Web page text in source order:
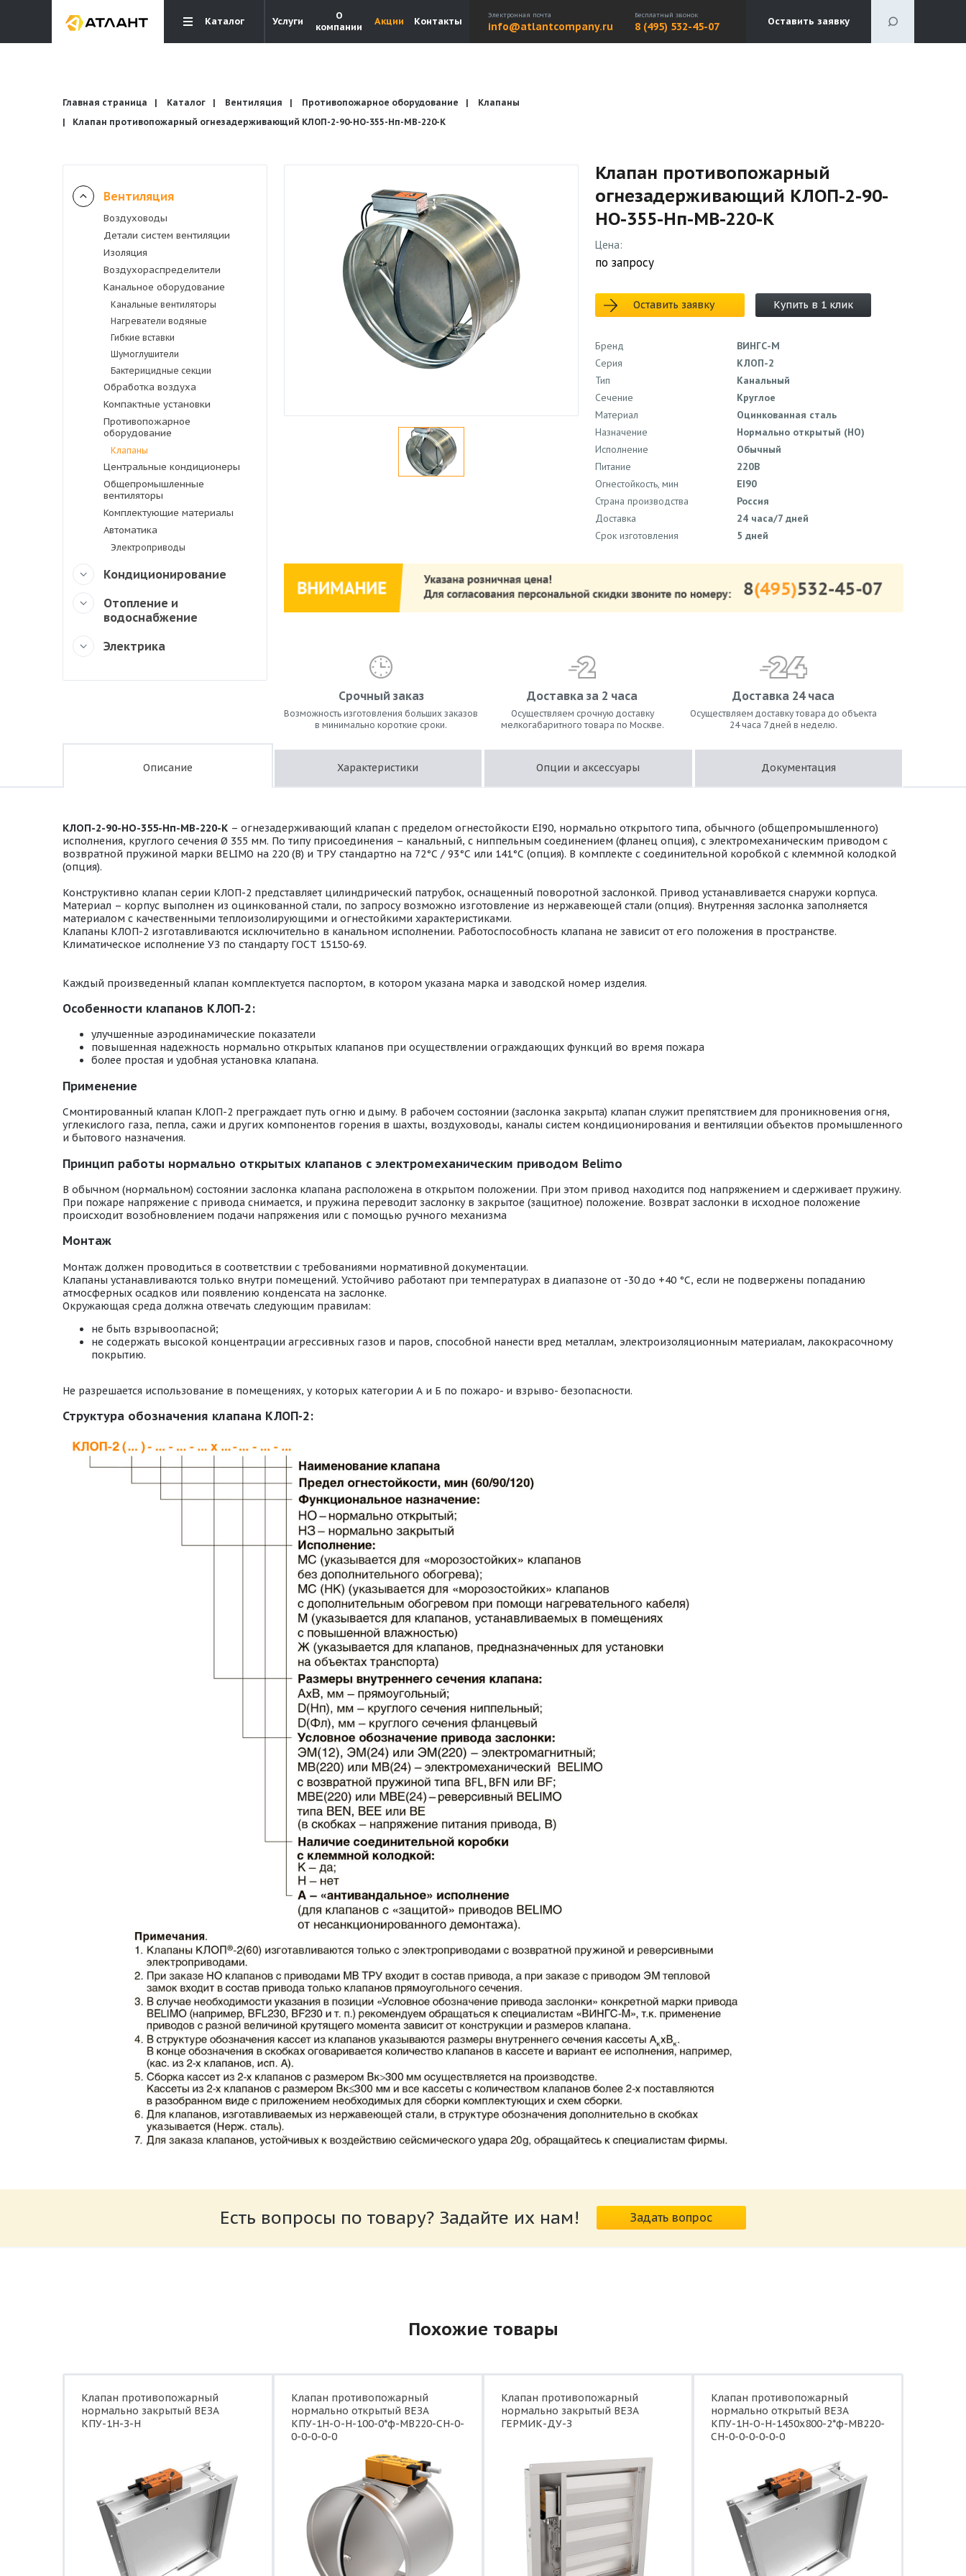
Каталог Услуги
О
компании
Акции Контакты
Электронная почта
info@atlantcompany.ru
Бесплатный звонок
8 (495) 532-45-07 Оставить заявку
Кондиционирование
Отопление и водоснабжение
Электрика
Главная страница Каталог Вентиляция Противопожарное оборудование
Клапаны
Клапан противопожарный огнезадерживающий КЛОП-2-90-НО-355-Нп-МВ-220-К
Вентиляция
Воздуховоды
Детали систем вентиляции
Изоляция
Воздухораспределители
Канальное оборудование
Канальные вентиляторы
Нагреватели водяные
Гибкие вставки
Шумоглушители
Бактерицидные секции
Обработка воздуха
Компактные установки
Противопожарное
оборудование
Клапаны
Центральные кондиционеры
Общепромышленные
вентиляторы
Комплектующие материалы
Автоматика
Электроприводы
Кондиционирование
Отопление и
водоснабжение
Электрика
Клапан противопожарный
огнезадерживающий КЛОП-2-90-
НО-355-Нп-МВ-220-К
Цена:
по запросу
Оставить заявку Купить в 1 клик
Бренд
ВИНГС-М
Серия
КЛОП-2
Тип
Канальный
Сечение
Круглое
Материал
Оцинкованная сталь
Назначение
Нормально открытый (НО)
Исполнение
Обычный
Питание
220В
Огнестойкость, мин
EI90
Страна производства
Россия
Доставка
24 часа/7 дней
Срок изготовления
5 дней
Срочный заказ
Возможность изготовления больших заказов
в минимально короткие сроки.
Доставка за 2 часа
Осуществляем срочную доставку
мелкогабаритного товара по Москве.
Доставка 24 часа
Осуществляем доставку товара до объекта
24 часа 7 дней в неделю.
Описание Характеристики Опции и аксессуары Документация
КЛОП-2-90-НО-355-Нп-МВ-220-К – огнезадерживающий клапан с пределом огнестойкости EI90, нормально открытого типа, обычного (общепромышленного)
исполнения, круглого сечения Ø 355 мм. По типу присоединения – канальный, с ниппельным соединением (фланец опция), с электромеханическим приводом с
возвратной пружиной марки BELIMO на 220 (В) и ТРУ стандартно на 72°С / 93°С или 141°С (опция). В комплекте с соединительной коробкой с клеммной колодкой
(опция).
Конструктивно клапан серии КЛОП-2 представляет цилиндрический патрубок, оснащенный поворотной заслонкой. Привод устанавливается снаружи корпуса.
Материал – корпус выполнен из оцинкованной стали, по запросу возможно изготовление из нержавеющей стали (опция). Внутренняя заслонка заполняется
материалом с качественными теплоизолирующими и огнестойкими характеристиками.
Клапаны КЛОП-2 изготавливаются исключительно в канальном исполнении. Работоспособность клапана не зависит от его положения в пространстве.
Климатическое исполнение УЗ по стандарту ГОСТ 15150-69.
Каждый произведенный клапан комплектуется паспортом, в котором указана марка и заводской номер изделия.
Особенности клапанов КЛОП-2:
улучшенные аэродинамические показатели
повышенная надежность нормально открытых клапанов при осуществлении ограждающих функций во время пожара
более простая и удобная установка клапана.
Применение
Смонтированный клапан КЛОП-2 преграждает путь огню и дыму. В рабочем состоянии (заслонка закрыта) клапан служит препятствием для проникновения огня,
углекислого газа, пепла, сажи и других компонентов горения в шахты, воздуховоды, каналы систем кондиционирования и вентиляции объектов промышленного
и бытового назначения.
Принцип работы нормально открытых клапанов с электромеханическим приводом Belimo
В обычном (нормальном) состоянии заслонка клапана расположена в открытом положении. При этом привод находится под напряжением и сдерживает пружину.
При пожаре напряжение с привода снимается, и пружина переводит заслонку в закрытое (защитное) положение. Возврат заслонки в исходное положение
происходит возобновлением подачи напряжения или с помощью ручного механизма
Монтаж
Монтаж должен проводиться в соответствии с требованиями нормативной документации.
Клапаны устанавливаются только внутри помещений. Устойчиво работают при температурах в диапазоне от -30 до +40 °С, если не подвержены попаданию
атмосферных осадков или появлению конденсата на заслонке.
Окружающая среда должна отвечать следующим правилам:
не быть взрывоопасной;
не содержать высокой концентрации агрессивных газов и паров, способной нанести вред металлам, электроизоляционным материалам, лакокрасочному
покрытию.
Не разрешается использование в помещениях, у которых категории А и Б по пожаро- и взрыво- безопасности.
Структура обозначения клапана КЛОП-2:
Размер: 862.34 Кб
Характеристики и схемы подключения приводов КЛОП-2.pdf
Есть вопросы по товару? Задайте их нам! Задать вопрос
Похожие товары
Клапан противопожарный
нормально закрытый ВЕЗА
КПУ-1Н-З-Н
Клапан противопожарный
нормально открытый ВЕЗА
КПУ-1Н-О-Н-100-0*ф-МВ220-СН-0-
0-0-0-0-0
Клапан противопожарный
нормально закрытый ВЕЗА
ГЕРМИК-ДУ-З
Клапан противопожарный
нормально открытый ВЕЗА
КПУ-1Н-О-Н-1450x800-2*ф-МВ220-
СН-0-0-0-0-0-0